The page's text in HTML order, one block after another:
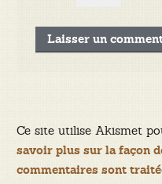
Ce site utilise Akismet
savoir plus sur la façon
commentaires sont